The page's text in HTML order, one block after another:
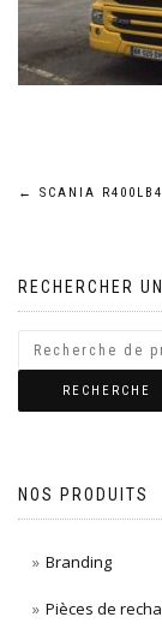
l’article
← SCANIA
RECHERCHER
RECHERCHE
NOS PRODUITS
Branding
Pièces de